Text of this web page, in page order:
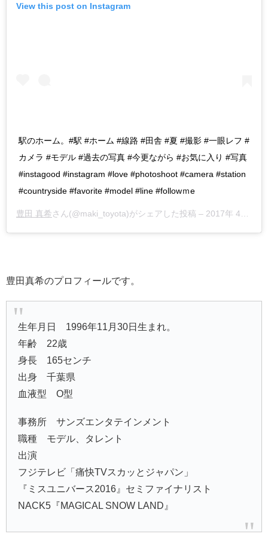
View this post on Instagram
駅のホーム。#駅 #ホーム #線路 #田舎 #夏 #撮影 #一眼レフ #
カメラ #モデル #過去の写真 #今更ながら #お気に入り #写真
#instagood #instagram #love #photoshoot #camera #station
#countryside #favorite #model #line #followｍe
豊田 真希さん(@maki_toyota)がシェアした投稿 – 2017年 4月月24日午後8時13分PDT
豊田真希のプロフィールです。
生年月日 1996年11月30日生まれ。
年齢 22歳
身長 165センチ
出身 千葉県
血液型 O型
事務所 サンズエンタテインメント
職種 モデル、タレント
出演
フジテレビ「痛快TVスカッとジャパン」
『ミスユニバース2016』セミファイナリスト
NACK5『MAGICAL SNOW LAND』